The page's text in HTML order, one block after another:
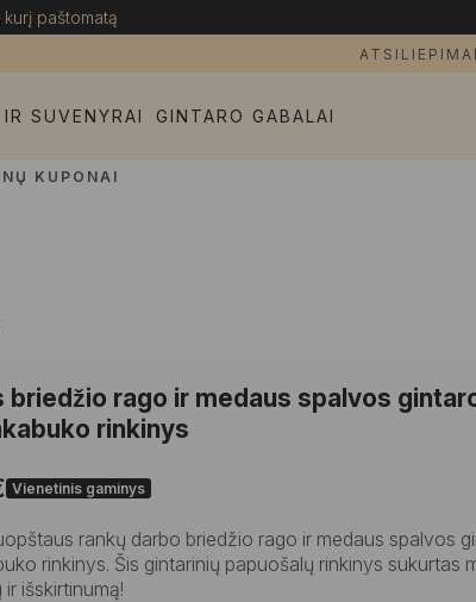
kurį paštomatą
ATSILIEPIMAI
SUVENYRAI GINTARO GABALAI
KUPONAI
briedžio rago ir medaus spalvos
rinkinys
Vienetinis gaminys
rankų darbo briedžio rago ir medaus spalvos
rinkinys. Šis gintarinių papuošalų rinkinys sukurtas
išskirtinumą!